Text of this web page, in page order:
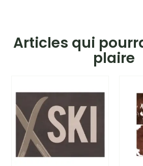
Articles qui
plaire